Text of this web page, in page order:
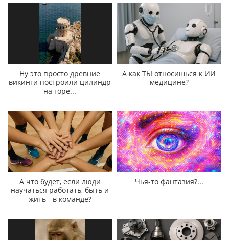
Ну это просто древние
викинги построили цилиндр
на горе...
А как ТЫ относишься к ИИ
медицине?
А что будет, если люди
научаться работать, быть и
жить - в команде?
Чья-то фантазия?...